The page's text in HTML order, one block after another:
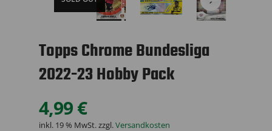
Topps Chrome Bundesliga
2022-23 Hobby Pack
4,99€
inkl. 19 % MwSt.zzgl.Versandkosten